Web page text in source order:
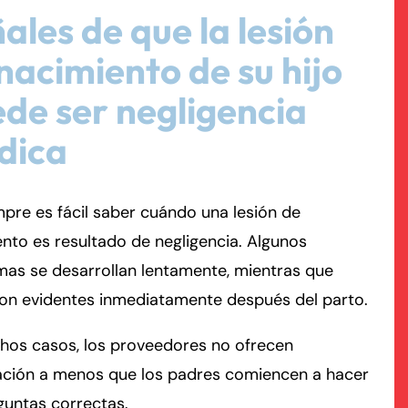
de que la lesión
de su hijo
ser negligencia
es fácil saber cuándo una lesión de
es resultado de negligencia. Algunos
se desarrollan lentamente, mientras que
evidentes inmediatamente después del parto.
casos, los proveedores no ofrecen
a menos que los padres comiencen a hacer
correctas.
- Hours
Service 24/7
Office Hours
8:30 AM – 5:00 PM
8:30 AM – 5:00 PM
Closed
Closed
- Hours
Service 24/7
Office Hours
8:30 AM – 5:00 PM
8:30 AM – 5:00 PM
Closed
Closed